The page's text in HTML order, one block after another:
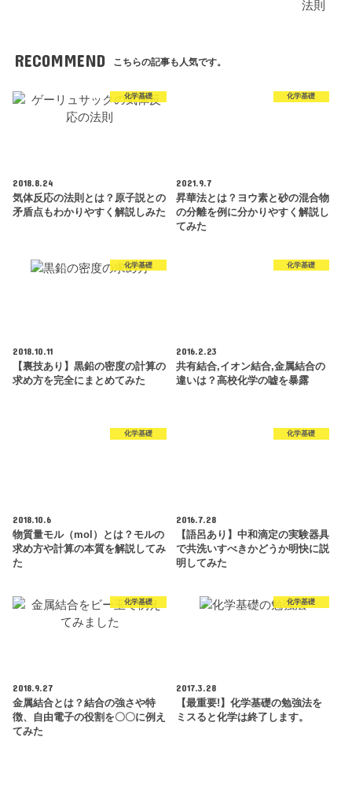
RECOMMEND こちらの記事も人気です。
化学基礎
2018.8.24
気体反応の法則とは？原子説との
矛盾点もわかりやすく解説しみた
化学基礎
2021.9.7
昇華法とは？ヨウ素と砂の混合物
の分離を例に分かりやすく解説し
てみた
化学基礎
2018.10.11
【裏技あり】黒鉛の密度の計算の
求め方を完全にまとめてみた
化学基礎
2016.2.23
共有結合,イオン結合,金属結合の
違いは？高校化学の嘘を暴露
化学基礎
2018.10.6
物質量モル（mol）とは？モルの
求め方や計算の本質を解説してみ
た
化学基礎
2016.7.28
【語呂あり】中和滴定の実験器具
で共洗いすべきかどうか明快に説
明してみた
化学基礎
2018.9.27
金属結合とは？結合の強さや特
徴、自由電子の役割を〇〇に例え
てみた
化学基礎
2017.3.28
【最重要!】化学基礎の勉強法を
ミスると化学は終了します。